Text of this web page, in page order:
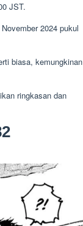
JST.
2024 pukul
biasa, kemungkinan
ringkasan dan